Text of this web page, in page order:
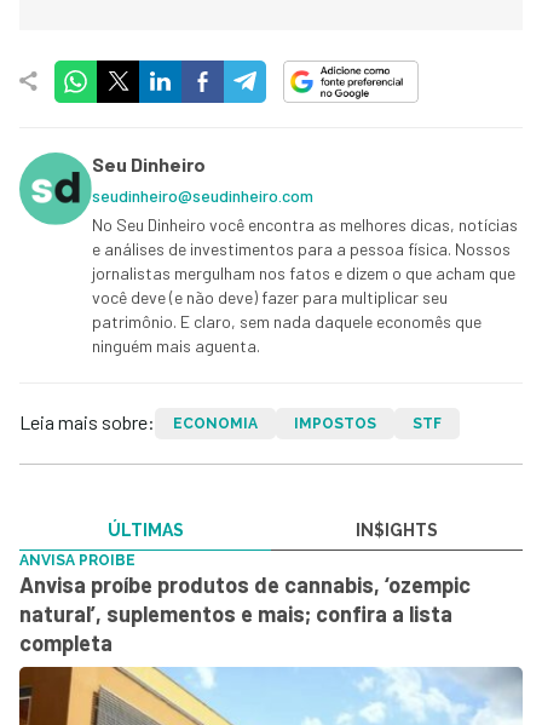
Seu Dinheiro
seudinheiro@seudinheiro.com
No Seu Dinheiro você encontra as melhores dicas, notícias
e análises de investimentos para a pessoa física. Nossos
jornalistas mergulham nos fatos e dizem o que acham que
você deve (e não deve) fazer para multiplicar seu
patrimônio. E claro, sem nada daquele economês que
ninguém mais aguenta.
Leia mais sobre: ECONOMIA IMPOSTOS STF
ÚLTIMAS IN$IGHTS
ANVISA PROIBE
Anvisa proíbe produtos de cannabis, ‘ozempic
natural’, suplementos e mais; confira a lista
completa